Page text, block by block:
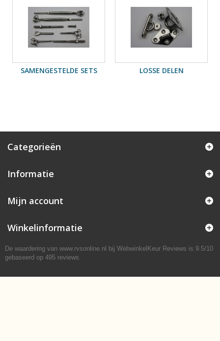
SAMENGESTELDE SETS LOSSE DELEN
Categorieën
Informatie
Mijn account
Winkelinformatie
De waardering van www.rvsonline.nl bij WebwinkelKeur Reviews is 9.5/10
gebaseerd op 495 reviews.